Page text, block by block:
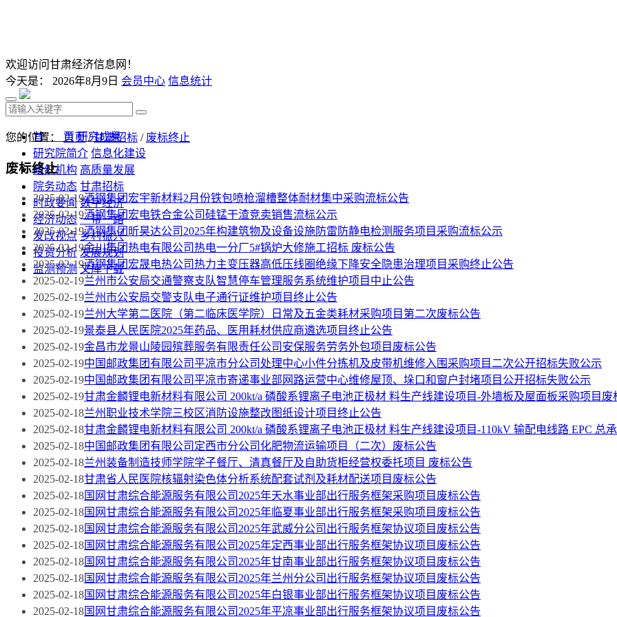
欢迎访问甘肃经济信息网！
今天是： 2026年8月9日 会员中心 信息统计
首 页 研究成果
研究院简介 信息化建设
组织机构 高质量发展
院务动态 甘肃招标
时政要闻 数字经济
经济动态 一带一路
发改视点 乡村振兴
投资分析 发展规划
监测预测 文库下载
您的位置： 首页/甘肃招标 / 废标终止
废标终止
2025-02-19酒钢集团宏宇新材料2月份铁包喷枪溜槽整体耐材集中采购流标公告
2025-02-19酒钢集团宏电铁合金公司硅锰干渣竞卖销售流标公示
2025-02-19酒钢集团昕昊达公司2025年构建筑物及设备设施防雷防静电检测服务项目采购流标公示
2025-02-19金川集团热电有限公司热电一分厂5#锅炉大修施工招标 废标公告
2025-02-19酒钢集团宏晟电热公司热力主变压器高低压线圈绝缘下降安全隐患治理项目采购终止公告
2025-02-19兰州市公安局交通警察支队智慧停车管理服务系统维护项目中止公告
2025-02-19兰州市公安局交警支队电子通行证维护项目终止公告
2025-02-19兰州大学第二医院（第二临床医学院）日常及五金类耗材采购项目第二次废标公告
2025-02-19景泰县人民医院2025年药品、医用耗材供应商遴选项目终止公告
2025-02-19金昌市龙景山陵园殡葬服务有限责任公司安保服务劳务外包项目废标公告
2025-02-19中国邮政集团有限公司平凉市分公司处理中心小件分拣机及皮带机维修入围采购项目二次公开招标失败公示
2025-02-19中国邮政集团有限公司平凉市寄递事业部网路运营中心维修屋顶、垛口和窗户封堵项目公开招标失败公示
2025-02-19甘肃金麟锂电新材料有限公司 200kt/a 磷酸系锂离子电池正极材 料生产线建设项目-外墙板及屋面板采购项目废
2025-02-18兰州职业技术学院三校区消防设施整改图纸设计项目终止公告
2025-02-18甘肃金麟锂电新材料有限公司 200kt/a 磷酸系锂离子电池正极材 料生产线建设项目-110kV 输配电线路 EPC 总
2025-02-18中国邮政集团有限公司定西市分公司化肥物流运输项目（二次）废标公告
2025-02-18兰州装备制造技师学院学子餐厅、清真餐厅及自助货柜经营权委托项目 废标公告
2025-02-18甘肃省人民医院核辐射染色体分析系统配套试剂及耗材配送项目废标公告
2025-02-18国网甘肃综合能源服务有限公司2025年天水事业部出行服务框架采购项目废标公告
2025-02-18国网甘肃综合能源服务有限公司2025年临夏事业部出行服务框架采购项目废标公告
2025-02-18国网甘肃综合能源服务有限公司2025年武威分公司出行服务框架协议项目废标公告
2025-02-18国网甘肃综合能源服务有限公司2025年定西事业部出行服务框架协议项目废标公告
2025-02-18国网甘肃综合能源服务有限公司2025年甘南事业部出行服务框架协议项目废标公告
2025-02-18国网甘肃综合能源服务有限公司2025年兰州分公司出行服务框架协议项目废标公告
2025-02-18国网甘肃综合能源服务有限公司2025年白银事业部出行服务框架协议项目废标公告
2025-02-18国网甘肃综合能源服务有限公司2025年平凉事业部出行服务框架协议项目废标公告